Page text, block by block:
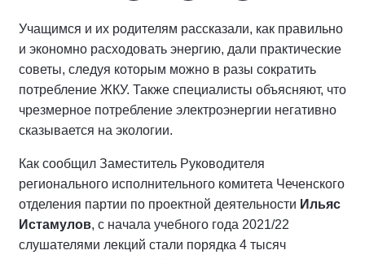
Учащимся и их родителям рассказали, как правильно
и экономно расходовать энергию, дали практические
советы, следуя которым можно в разы сократить
потребление ЖКУ. Также специалисты объясняют, что
чрезмерное потребление электроэнергии негативно
сказывается на экологии.
Как сообщил Заместитель Руководителя
регионального исполнительного комитета Чеченского
отделения партии по проектной деятельности Ильяс
Истамулов, с начала учебного года 2021/22
слушателями лекций стали порядка 4 тысяч